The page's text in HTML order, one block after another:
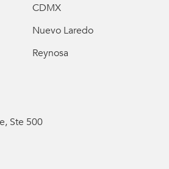
CDMX
Nuevo Laredo
Reynosa
Ste 500